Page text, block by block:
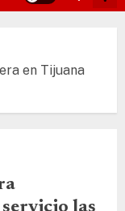
en Tijuana